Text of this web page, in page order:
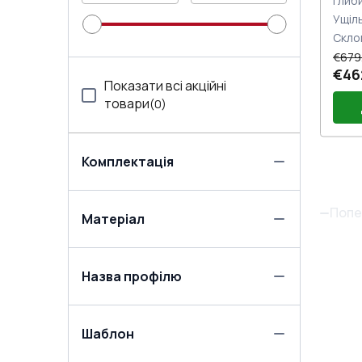
Показати всі акційні
товари(0)
Комплектація
Матеріал
Назва профілю
Шаблон